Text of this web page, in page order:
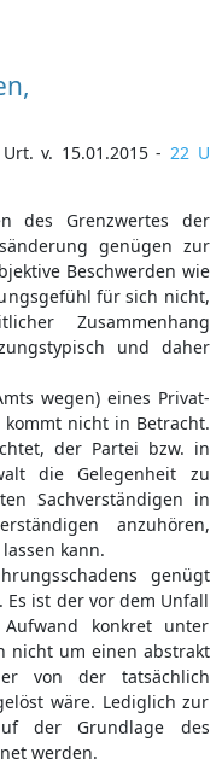
Urt. v. 15.01.2015 - 22 U
des Grenzwertes der
genügen zur
Beschwerden wie
für sich nicht,
Zusammenhang
und daher
wegen) eines Privat-
nicht in Betracht.
der Partei bzw. in
die Gelegenheit zu
Sachverständigen in
anzuhören,
kann.
genügt
ist der vor dem Unfall
konkret unter
nicht um einen abstrakt
von der tatsächlich
wäre. Lediglich zur
der Grundlage des
werden.